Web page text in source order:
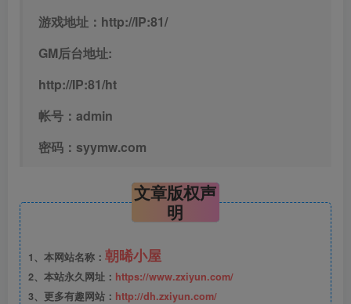
游戏地址：http://IP:81/
GM后台地址:
http://IP:81/ht
帐号：admin
密码：syymw.com
文章版权声
明
1、本网站名称： 朝晞小屋
2、本站永久网址： https://www.zxiyun.com/
3、更多有趣网站： http://dh.zxiyun.com/